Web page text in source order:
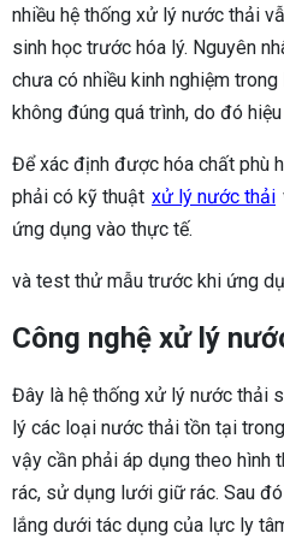
nhiều hệ thống xử lý nước thải
sinh học trước hóa lý. Nguyên
chưa có nhiều kinh nghiệm
không đúng quá trình, do đó
Để xác định được hóa chất phù
phải có kỹ thuật xử lý nước thải
ứng dụng vào thực tế.
và test thử mẫu trước khi ứng
Công nghệ xử lý
Đây là hệ thống xử lý nước thải
lý các loại nước thải tồn tại
vậy cần phải áp dụng theo hình
rác, sử dụng lưới giữ rác. Sau
lắng dưới tác dụng của lực ly